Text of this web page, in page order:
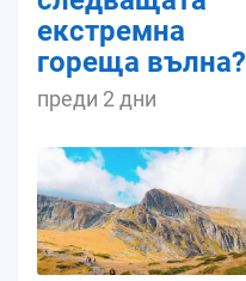
екстремна
гореща вълна?
преди 2 дни